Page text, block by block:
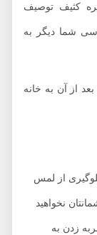
توصیف
دیگر به
آن به خانه
از لمس
نخواهید
به